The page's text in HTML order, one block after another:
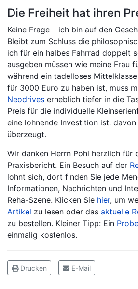
Die Freiheit hat ihren
Keine Frage – ich bin auf den
Bleibt zum Schluss die
ich für ein halbes Fahrrad doppelt
ausgeben müssen wie meine Frau
während ein tadelloses
für 3000 Euro zu haben ist, muss
Neodrives erheblich tiefer in die
Preis für die individuelle
eine lohnende Investition ist,
überzeugt.
Wir danken Herrn Pohl herzlich für
Praxisbericht. Ein Besuch auf der
lohnt sich, dort finden Sie jede
Informationen, Nachrichten und
Reha-Szene. Klicken Sie hier, um
Artikel zu lesen oder das aktuelle
zu bestellen. Kleiner Tipp: Ein
einmalig kostenlos.
Drucken E-Mail